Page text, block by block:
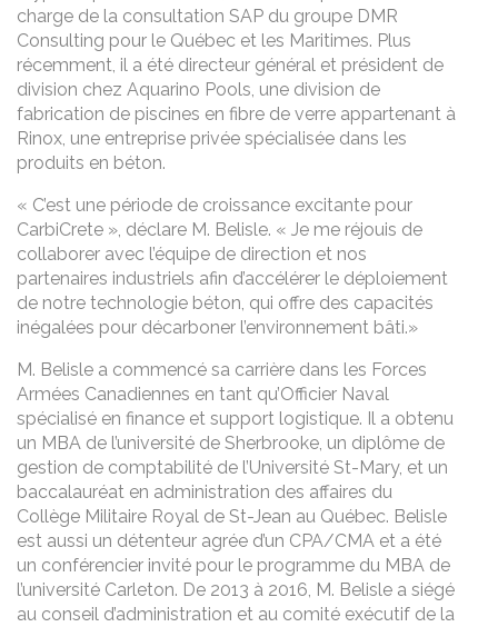
charge de la consultation SAP du groupe DMR
Consulting pour le Québec et les Maritimes. Plus
récemment, il a été directeur général et président de
division chez Aquarino Pools, une division de
fabrication de piscines en fibre de verre appartenant à
Rinox, une entreprise privée spécialisée dans les
produits en béton.
« C’est une période de croissance excitante pour
CarbiCrete », déclare M. Belisle. « Je me réjouis de
collaborer avec l’équipe de direction et nos
partenaires industriels afin d’accélérer le déploiement
de notre technologie béton, qui offre des capacités
inégalées pour décarboner l’environnement bâti.»
M. Belisle a commencé sa carrière dans les Forces
Armées Canadiennes en tant qu’Officier Naval
spécialisé en finance et support logistique. Il a obtenu
un MBA de l’université de Sherbrooke, un diplôme de
gestion de comptabilité de l’Université St-Mary, et un
baccalauréat en administration des affaires du
Collège Militaire Royal de St-Jean au Québec. Belisle
est aussi un détenteur agrée d’un CPA/CMA et a été
un conférencier invité pour le programme du MBA de
l’université Carleton. De 2013 à 2016, M. Belisle a siégé
au conseil d’administration et au comité exécutif de la